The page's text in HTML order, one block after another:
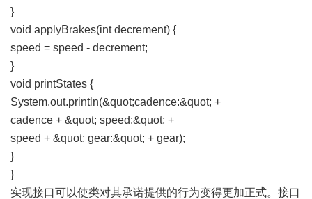
}
void applyBrakes(int decrement) {
speed = speed - decrement;
}
void printStates {
System.out.println(&quot;cadence:&quot; +
cadence + &quot; speed:&quot; +
speed + &quot; gear:&quot; + gear);
}
}
实现接口可以使类对其承诺提供的行为变得更加正式。接口